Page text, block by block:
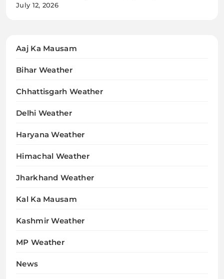
July 12, 2026
Aaj Ka Mausam
Bihar Weather
Chhattisgarh Weather
Delhi Weather
Haryana Weather
Himachal Weather
Jharkhand Weather
Kal Ka Mausam
Kashmir Weather
MP Weather
News